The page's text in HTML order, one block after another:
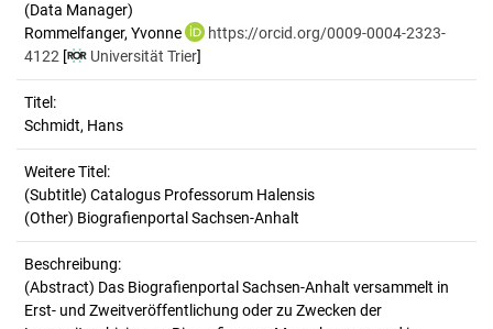
(Data Manager)
Rommelfanger, Yvonne
https://orcid.org/0009-0004-2323-
4122 [ Universität Trier]
Titel:
Schmidt, Hans
Weitere Titel:
(Subtitle) Catalogus Professorum Halensis
(Other) Biografienportal Sachsen-Anhalt
Beschreibung:
(Abstract) Das Biografienportal Sachsen-Anhalt versammelt in
Erst- und Zweitveröffentlichung oder zu Zwecken der